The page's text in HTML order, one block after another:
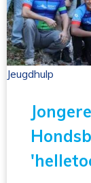
Jeugdhulp